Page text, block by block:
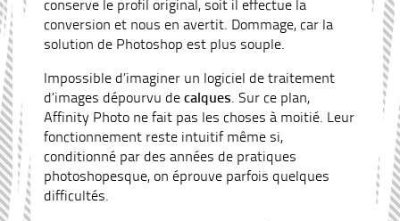
conserve le profil original, soit il effectue la
conversion et nous en avertit. Dommage, car la
solution de Photoshop est plus souple.
Impossible d’imaginer un logiciel de traitement
d’images dépourvu decalques . Sur ce plan,
Affinity Photo ne fait pas les choses à moitié. Leur
fonctionnement reste intuitif même si,
conditionné par des années de pratiques
photoshopesque, on éprouve parfois quelques
difficultés.